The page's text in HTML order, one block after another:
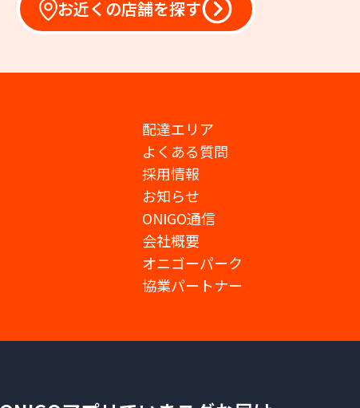
お近くの店舗を探す
配達エリア
よくある質問
採用情報
お知らせ
ONIGO通信
会社概要
オニゴーパーク
協業パートナー